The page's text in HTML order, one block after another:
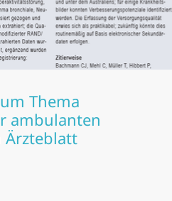
Thema
ambulanten
Ärzteblatt